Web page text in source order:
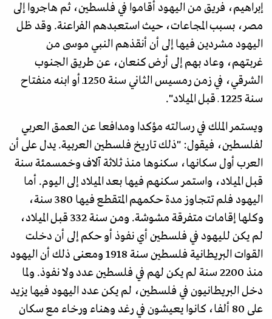
إبراهيم، فريق من اليهود أقاموا في فلسطين، ثم هاجروا إلى
مصر، بسبب المجاعات، حيث استعبدهم الفراعنة. وقد ظل
اليهود مشردين فيها إلى أن أنقذهم النبي موسى من
غربتهم، وعاد بهم إلى أرض كنعان، عن طريق الجنوب
الشرقي، في زمن رمسيس الثاني سنة 1250ـ أو ابنه منفتاح
سنة 1225 ـ قبل الميلاد".
ويستمر الملك في رسالته مؤكدا ومدافعا عن العمق العربي
لفلسطين، فيقول: "ذلك تاريخ فلسطين العربية. يدل على أن
العرب أول سكانها، سكنوها منذ ثلاثة آلاف وخمسمئة سنة
قبل الميلاد، واستمر سكنهم فيها بعد الميلاد إلى اليوم. أما
اليهود فلم تتجاوز مدة حكمهم المتقطع فيها 380 سنة،
وكلها إقامات متفرقة مشوشة. ومن سنة 332 قبل الميلاد،
لم يكن لليهود في فلسطين أي نفوذ أو حكم إلى أن دخلت
القوات البريطانية فلسطين سنة 1918 ومعنى ذلك أن اليهود
منذ 2200 سنة لم يكن لهم في فلسطين عدد ولا نفوذ. ولما
دخل البريطانيون في فلسطين، لم يكن عدد اليهود فيها يزيد
على 80 ألفا، كانوا يعيشون في رغد وهناء ورخاء مع سكان